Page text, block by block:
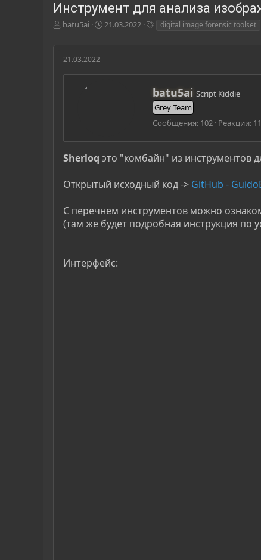
Инструмент для анализа
А
т
о
т
batu5ai
Д
т
а
21.03.2022
г
digital image forensic toolset
21.03.2022
А
в
т
о
batu5ai Script Kiddie
Grey Team
Сообщения 102 Реакции
Sherloq это "комбайн" из инструментов
Открытый исходный код -> GitHub -
С перечнем инструментов можно
(там же будет подробная инструкция по
Интерфейс: